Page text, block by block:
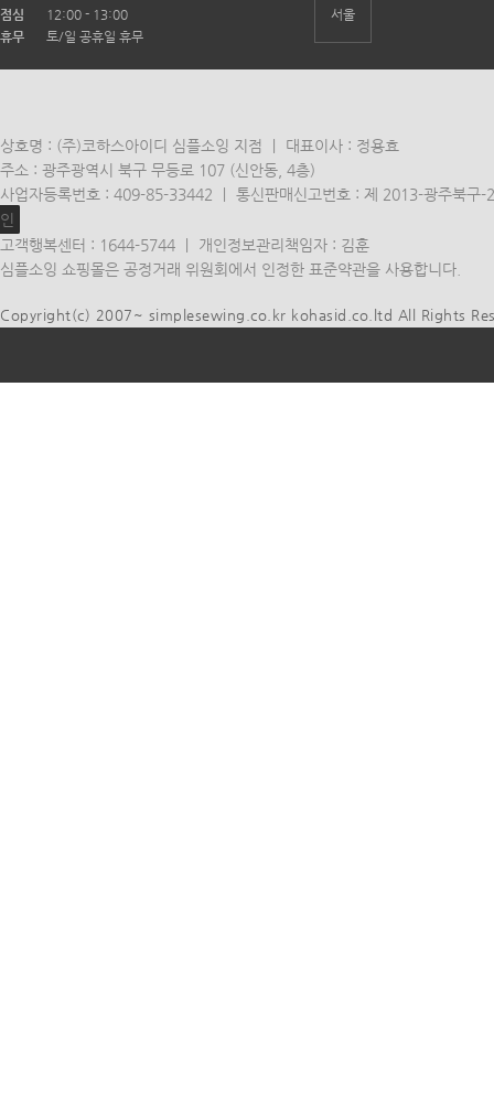
점심
12:00 - 13:00
휴무
토/일 공휴일 휴무
서울
상호명 : (주)코하스아이디 심플소잉 지점 ㅣ 대표이사 : 정용효
주소 : 광주광역시 북구 무등로 107 (신안동, 4층)
사업자등록번호 : 409-85-33442 ㅣ 통신판매신고번호 : 제 2013-광주북구
인
고객행복센터 : 1644-5744 ㅣ 개인정보관리책임자 : 김훈
심플소잉 쇼핑몰은 공정거래 위원회에서 인정한 표준약관을 사용합니다.
Copyright(c) 2007~ simplesewing.co.kr kohasid.co.ltd All Rights